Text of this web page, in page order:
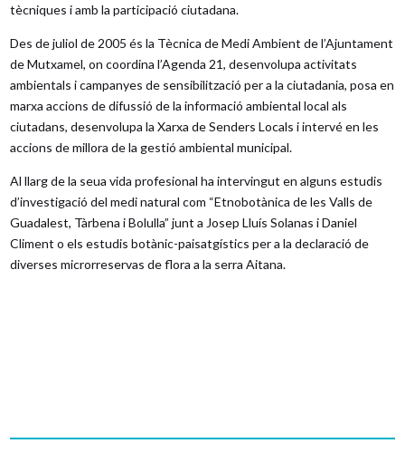
tècniques i amb la participació ciutadana.
Des de juliol de 2005 és la Tècnica de Medi Ambient de l’Ajuntament
de Mutxamel, on coordina l’Agenda 21, desenvolupa activitats
ambientals i campanyes de sensibilització per a la ciutadania, posa en
marxa accions de difussió de la informació ambiental local als
ciutadans, desenvolupa la Xarxa de Senders Locals i intervé en les
accions de millora de la gestió ambiental municipal.
Al llarg de la seua vida profesional ha intervingut en alguns estudis
d’investigació del medi natural com “Etnobotànica de les Valls de
Guadalest, Tàrbena i Bolulla” junt a Josep Lluís Solanas i Daniel
Climent o els estudis botànic-paisatgístics per a la declaració de
diverses microrreservas de flora a la serra Aitana.